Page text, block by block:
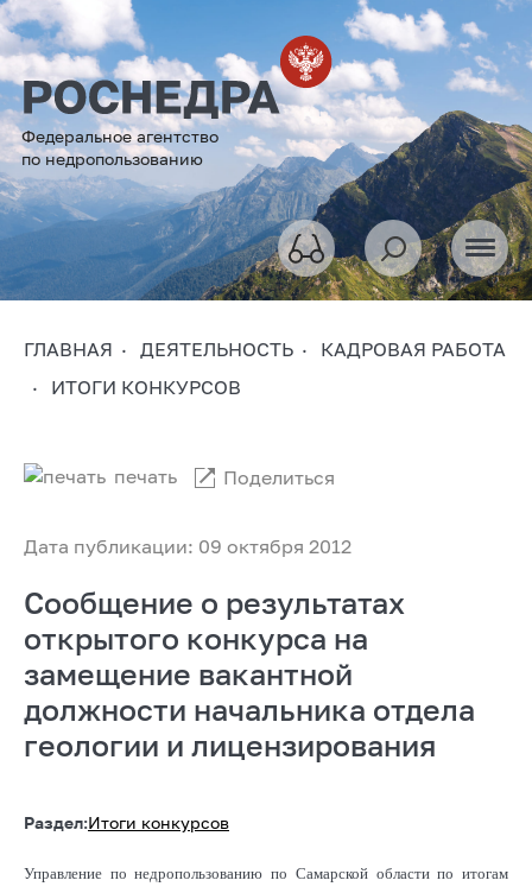
Федеральное агентство
по недропользованию
ГЛАВНАЯ ДЕЯТЕЛЬНОСТЬ
КАДРОВАЯ РАБОТА
ИТОГИ КОНКУРСОВ
Дата публикации: 09 октября 2012
печать Поделиться
Сообщение о результатах
открытого конкурса на
замещение вакантной
должности начальника отдела
геологии и лицензирования
Раздел:Итоги конкурсов
Управление по недропользованию по Самарской области по итогам